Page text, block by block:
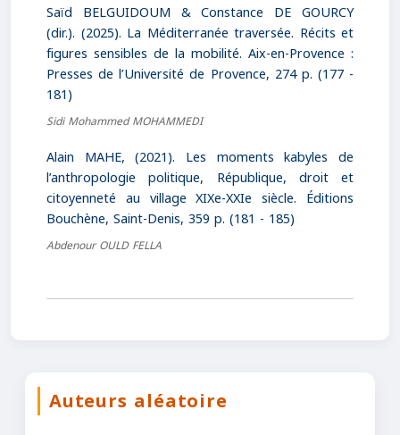
Saïd BELGUIDOUM & Constance DE GOURCY
(dir.). (2025). La Méditerranée traversée. Récits et
figures sensibles de la mobilité. Aix-en-Provence :
Presses de l’Université de Provence, 274 p. (177 -
181)
Sidi Mohammed MOHAMMEDI
Alain MAHE, (2021). Les moments kabyles de
l’anthropologie politique, République, droit et
citoyenneté au village XIXe-XXIe siècle. Éditions
Bouchène, Saint-Denis, 359 p. (181 - 185)
Abdenour OULD FELLA
Auteurs aléatoire